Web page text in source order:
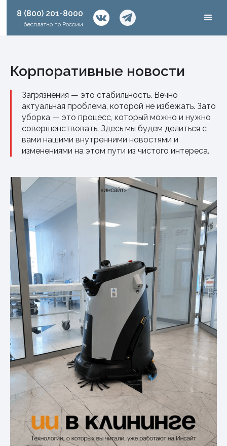
8 (800) 201-8000
бесплатно по России
Корпоративные новости
Загрязнения — это стабильность. Вечно
актуальная проблема, которой не избежать. Зато
уборка — это процесс, который можно и нужно
совершенствовать. Здесь мы будем делиться с
вами нашими внутренними новостями и
изменениями на этом пути из чистого интереса.